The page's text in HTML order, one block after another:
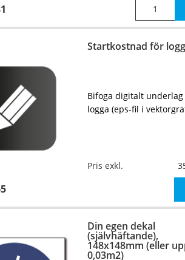
Startkostnad för
Bifoga digitalt underlag
logga (eps-fil i
Pris exkl.
Din egen dekal
(självhäftande),
148x148mm (eller
0,03m2)